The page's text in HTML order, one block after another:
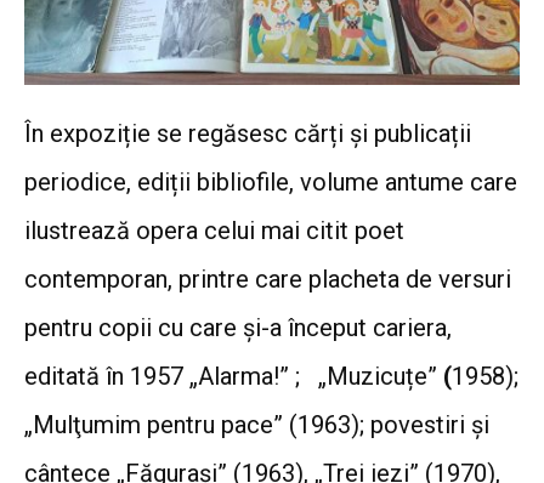
În expoziție se regăsesc cărți și publicații
periodice, ediții bibliofile, volume antume care
ilustrează opera celui mai citit poet
contemporan, printre care placheta de versuri
pentru copii cu care și-a început cariera,
editată în 1957 „Alarma!” ; „Muzicuțe” (1958);
„Mulţumim pentru pace” (1963); povestiri şi
cântece „Făgurași” (1963), „Trei iezi” (1970),